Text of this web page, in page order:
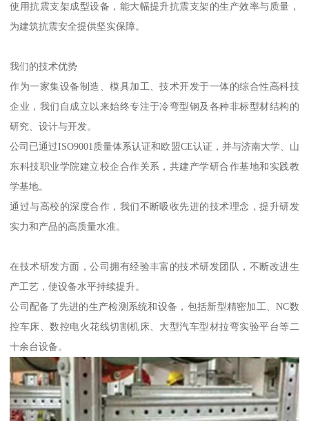
使用抗震支架成型设备，能大幅提升抗震支架的生产效率与质量，
为建筑抗震安全提供坚实保障。
我们的技术优势
作为一家集设备制造、模具加工、技术开发于一体的综合性高科技
企业，我们自成立以来始终专注于冷弯型钢及各种非标型材结构的
研究、设计与开发。
公司已通过ISO9001质量体系认证和欧盟CE认证，并与济南大学、山
东科技职业学院建立校企合作关系，共建产学研合作基地和实践教
学基地。
通过与高校的深度合作，我们不断吸收先进的技术理念，提升研发
实力和产品的高质量水准。
在技术研发方面，公司拥有经验丰富的技术研发团队，不断改进生
产工艺，使设备水平持续提升。
公司配备了先进的生产检测系统和设备，包括新型精密加工、NC数
控车床、数控电火花线切割机床、大型汽车型材拉弯实验平台等二
十余台设备。